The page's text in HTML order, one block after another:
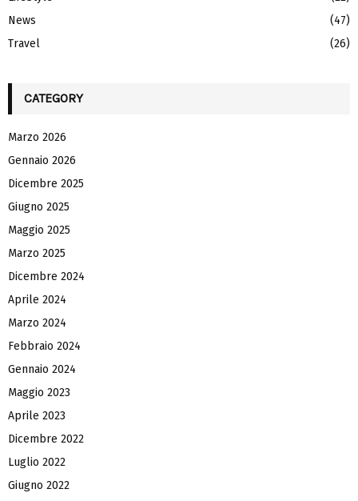
News
(47)
Travel
(26)
CATEGORY
Marzo 2026
Gennaio 2026
Dicembre 2025
Giugno 2025
Maggio 2025
Marzo 2025
Dicembre 2024
Aprile 2024
Marzo 2024
Febbraio 2024
Gennaio 2024
Maggio 2023
Aprile 2023
Dicembre 2022
Luglio 2022
Giugno 2022